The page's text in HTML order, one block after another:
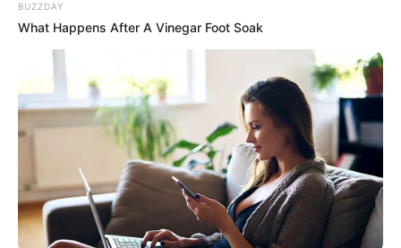
BUZZDAY
What Happens After A Vinegar Foot Soak